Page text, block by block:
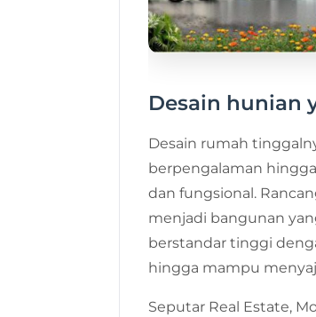
Desain hunian
Desain rumah
berpengalaman
dan fungsional.
menjadi bangunan
berstandar tinggi
hingga mampu
Seputar Real Estate,